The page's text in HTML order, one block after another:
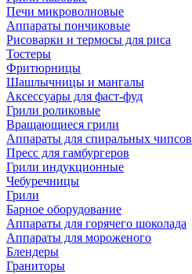
Печи микроволновые
Аппараты пончиковые
Рисоварки и термосы для риса
Тостеры
Фритюрницы
Шашлычницы и мангалы
Аксессуары для фаст-фуд
Грили роликовые
Вращающиеся грили
Аппараты для спиральных чипсов
Пресс для гамбургеров
Грили индукционные
Чебуречницы
Грили
Барное оборудование
Аппараты для горячего шоколада
Аппараты для мороженого
Блендеры
Граниторы